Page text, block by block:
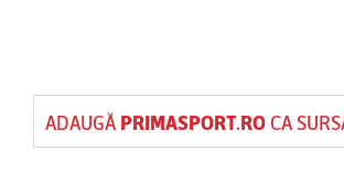
ADAUGĂ PRIMASPORT.ROCA